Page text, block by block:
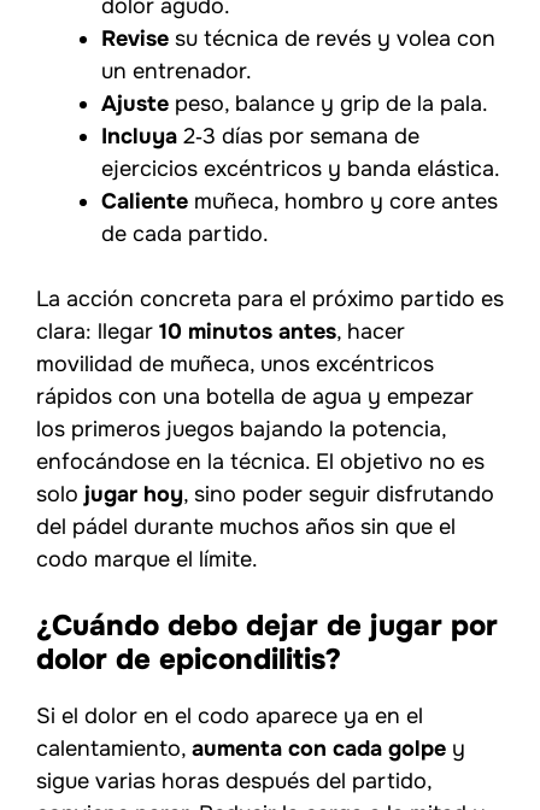
dolor agudo.
Revise su técnica de revés y volea con
un entrenador.
Ajuste peso, balance y grip de la pala.
Incluya 2‑3 días por semana de
ejercicios excéntricos y banda elástica.
Caliente muñeca, hombro y core antes
de cada partido.
La acción concreta para el próximo partido es
clara: llegar 10 minutos antes, hacer
movilidad de muñeca, unos excéntricos
rápidos con una botella de agua y empezar
los primeros juegos bajando la potencia,
enfocándose en la técnica. El objetivo no es
solo jugar hoy, sino poder seguir disfrutando
del pádel durante muchos años sin que el
codo marque el límite.
¿Cuándo debo dejar de jugar por
dolor de epicondilitis?
Si el dolor en el codo aparece ya en el
calentamiento, aumenta con cada golpe y
sigue varias horas después del partido,